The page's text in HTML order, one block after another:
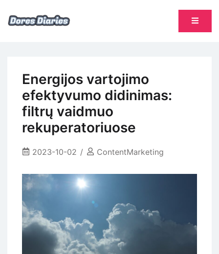
Energijos vartojimo
efektyvumo didinimas:
filtrų vaidmuo
rekuperatoriuose
2023-10-02 ContentMarketing